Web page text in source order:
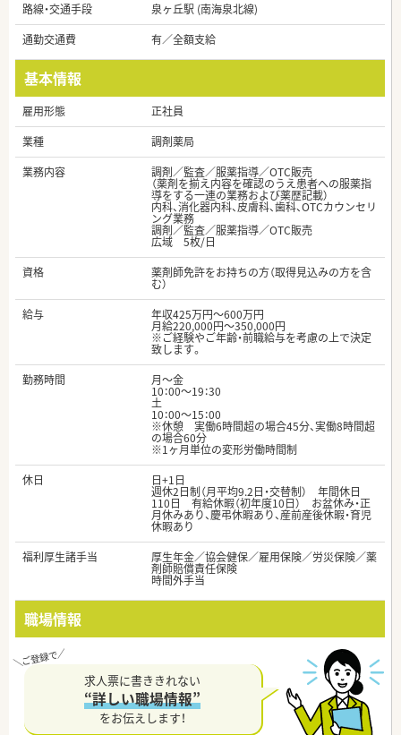
路線・交通手段
泉ヶ丘駅 (南海泉北線)
通勤交通費
有／全額支給
基本情報
雇用形態
正社員
業種
調剤薬局
業務内容
調剤／監査／服薬指導／OTC販売
（薬剤を揃え内容を確認のうえ患者への服薬指
導をする一連の業務および薬歴記載）
内科、消化器内科、皮膚科、歯科、OTCカウンセリ
ング業務
調剤／監査／服薬指導／OTC販売
広域 5枚/日
資格
薬剤師免許をお持ちの方（取得見込みの方を含
む）
給与
年収425万円～600万円
月給220,000円～350,000円
※ご経験やご年齢・前職給与を考慮の上で決定
致します。
勤務時間
月～金
10：00～19：30
土
10：00～15：00
※休憩 実働6時間超の場合45分、実働8時間超
の場合60分
※1ヶ月単位の変形労働時間制
休日
日+1日
週休2日制（月平均9.2日・交替制） 年間休日
110日 有給休暇（初年度10日） お盆休み・正
月休みあり、慶弔休暇あり、産前産後休暇・育児
休暇あり
福利厚生諸手当
厚生年金／協会健保／雇用保険／労災保険／薬
剤師賠償責任保険
時間外手当
職場情報
求人票に書ききれない
“詳しい職場情報”
をお伝えします！